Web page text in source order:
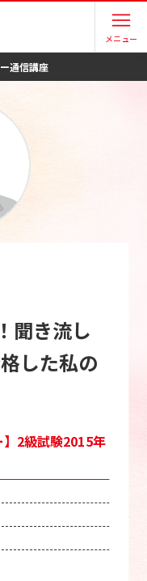
メニュー
通信講座
聞き流し
した私の
】2級試験2015年